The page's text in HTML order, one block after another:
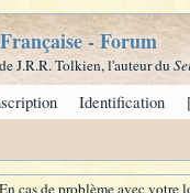
- Forum
J.R.R. Tolkien, l'auteur du
Identification
cas de problème avec